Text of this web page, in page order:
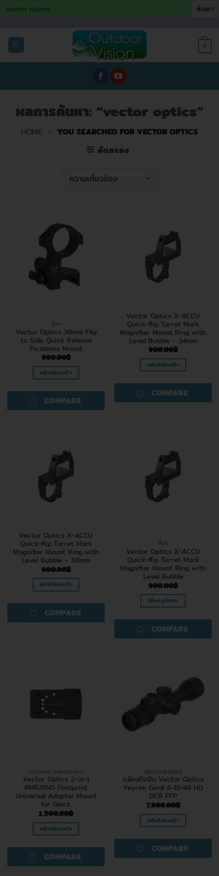
for:
0
ผลการค้นหา: “vector optics”
HOME
YOU SEARCHED FOR VECTOR OPTICS
คัดกรอง
อื่นๆ
Vector Optics 30mm Flip
to Side Quick Release
Picatinny Mount
900.00฿
หยิบใส่ตะกร้า
COMPARE
Vector Optics X-ACCU
Quick-flip Turret Mark
Magnifier Mount Ring with
Level Bubble – 34mm
900.00฿
หยิบใส่ตะกร้า
COMPARE
Vector Optics X-ACCU
Quick-flip Turret Mark
Magnifier Mount Ring with
Level Bubble – 30mm
900.00฿
หยิบใส่ตะกร้า
COMPARE
อื่นๆ
Vector Optics X-ACCU
Quick-flip Turret Mark
Magnifier Mount Ring with
Level Bubble
900.00฿
เลือกรูปแบบ
product
has
chosen
on
COMPARE
ราง/เพลท กล้องจุดแดง
Vector Optics 2-in-1
RMR/RMS Footprint
Universal Adapter Mount
for Glock
1,500.00฿
หยิบใส่ตะกร้า
COMPARE
กล้องไรเฟิลสโคป
กล้องติดปืน Vector Optics
Veyron GenII 4-16×44 HD
DCR FFP
7,800.00฿
หยิบใส่ตะกร้า
COMPARE